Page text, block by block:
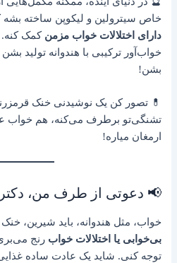
خاص سیترولین و لیکوپن ساخته بشه
دارای اختلالات خواب مزمن کمک
خواب‌آور ترکیبی با هندوانه تولید
بشن!
💊 تصور کن یک نوشیدنی خنک
تشنگی‌تو برطرف می‌کنه، هم خواب
ارمغان میاره!
📢 دعوتی از طرف من،
خواب، مثل هندوانه، باید شیرین،
بی‌خوابی یا اختلالات خواب رنج
توجه کنی. شاید یک عادت ساده